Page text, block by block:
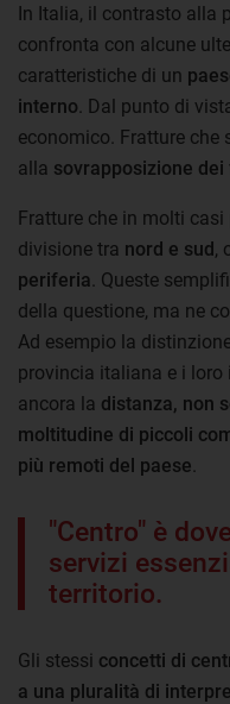
In Italia, il contrasto alla
confronta con alcune
caratteristiche di un
interno . Dal punto di
economico. Fratture che
alla sovrapposizione
Fratture che in molti
divisione tra nord e sud,
periferia . Queste
della questione, ma ne
Ad esempio la
provincia italiana e i
ancora la distanza, non
moltitudine di piccoli
più remoti del paese
"Centro" è
servizi
territorio.
Gli stessi concetti di
a una pluralità di